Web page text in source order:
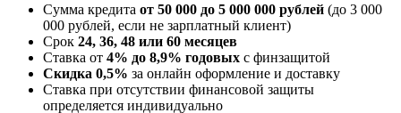
Сумма кредита от 50 000 до 5 000 000 рублей (до 3 000
000 рублей, если не зарплатный клиент)
Срок 24, 36, 48 или 60 месяцев
Ставка от 4% до 8,9% годовых с финзащитой
Скидка 0,5% за онлайн оформление и доставку
Ставка при отсутствии финансовой защиты
определяется индивидуально